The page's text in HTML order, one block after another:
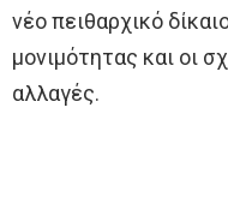
νέο πειθαρχικό
μονιμότητας και οι
αλλαγές.